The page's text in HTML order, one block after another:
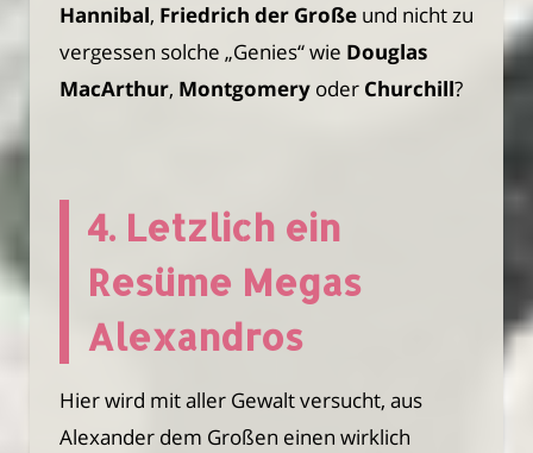
Hannibal, Friedrich der Große und nicht zu
vergessen solche „Genies“ wie Douglas
MacArthur, Montgomery oder Churchill?
4. Letzlich ein
Resüme Megas
Alexandros
Hier wird mit aller Gewalt versucht, aus
Alexander dem Großen einen wirklich